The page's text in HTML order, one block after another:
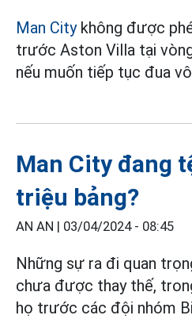
Man Citykhông được
trước Aston Villa tại
nếu muốn tiếp tục đua
Man City đang
triệu bảng?
AN AN | 03/04/2024 - 08:45
Những sự ra đi quan
chưa được thay thế,
họ trước các đội nhóm